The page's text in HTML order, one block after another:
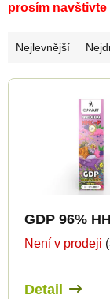
prosím
Ř
z
Nejlevnější
V
GDP 96%
Není v prodeji
Detail